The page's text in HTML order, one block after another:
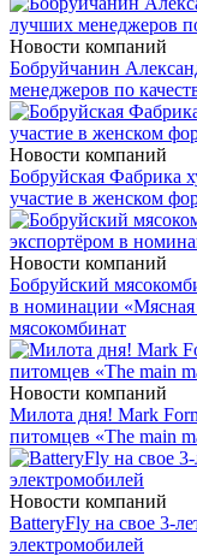
Новости компаний
Бобруйчанин
менеджеров по
Новости компаний
Бобруйская Фабрика
участие в женском
Новости компаний
Бобруйский
в номинации
мясокомбинат
Новости компаний
Милота дня! Mark
питомцев «The main
Новости компаний
BatteryFly на свое 3-
электромобилей